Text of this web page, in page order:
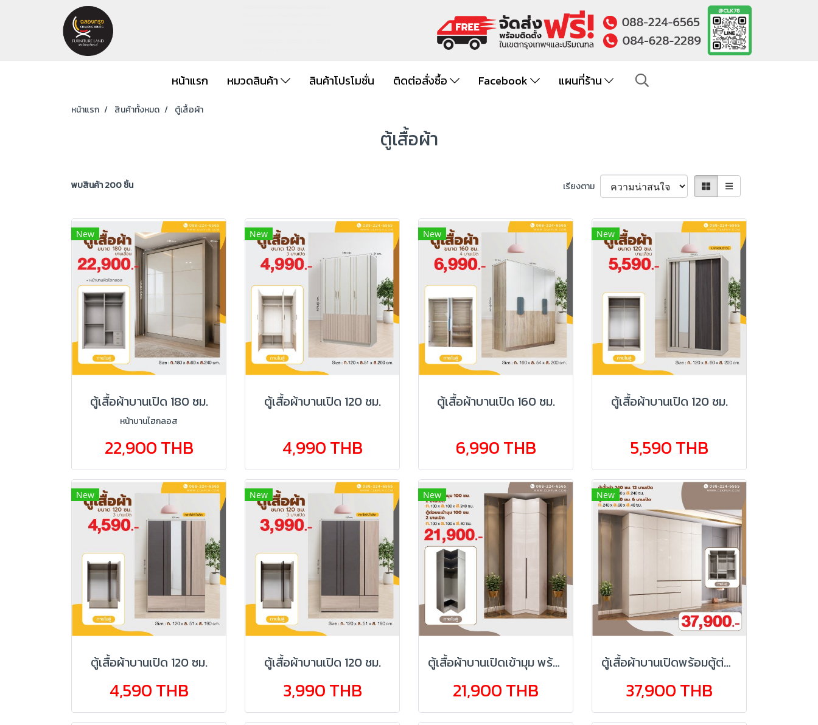
หน้าแรก หมวดสินค้า สินค้าโปรโมชั่น ติดต่อสั่งซื้อ Facebook แผนที่ร้าน
หน้าแรก สินค้าทั้งหมด ตู้เสื้อผ้า
ตู้เสื้อผ้า
พบสินค้า 200 ชิ้น เรียงตาม
New
ตู้เสื้อผ้าบานเปิด 180 ซม.
หน้าบานไฮกลอส
22,900 THB
New
ตู้เสื้อผ้าบานเปิด 120 ซม.
4,990 THB
New
ตู้เสื้อผ้าบานเปิด 160 ซม.
6,990 THB
New
ตู้เสื้อผ้าบานเปิด 120 ซม.
5,590 THB
New
ตู้เสื้อผ้าบานเปิด 120 ซม.
4,590 THB
New
ตู้เสื้อผ้าบานเปิด 120 ซม.
3,990 THB
New
ตู้เสื้อผ้าบานเปิดเข้ามุม พร้อมตู้ต่อบน 100 ซม.
21,900 THB
New
ตู้เสื้อผ้าบานเปิดพร้อมตู้ต่อบน 240 ซม.
37,900 THB